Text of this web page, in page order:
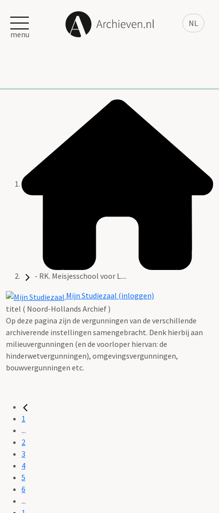
NL
menu
- RK. Meisjesschool voor L....
Mijn Studiezaal (inloggen)
titel ( Noord-Hollands Archief )
Op deze pagina zijn de vergunningen van de verschillende
archiverende instellingen samengebracht. Denk hierbij aan
milieuvergunningen (en de voorloper hiervan: de
hinderwetvergunningen), omgevingsvergunningen,
bouwvergunningen etc.
1
...
2
3
4
5
6
...